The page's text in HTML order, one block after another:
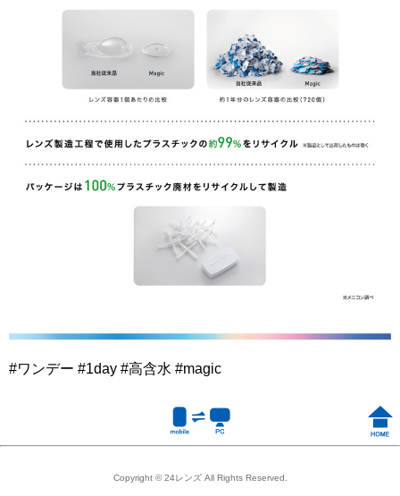
#ワンデー #1day #高含水 #magic
Copyright © 24レンズ All Rights Reserved.